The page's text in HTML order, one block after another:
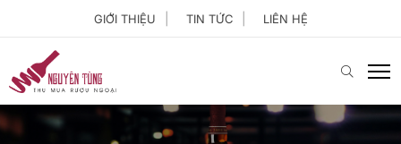
GIỚI THIỆU TIN TỨC LIÊN HỆ